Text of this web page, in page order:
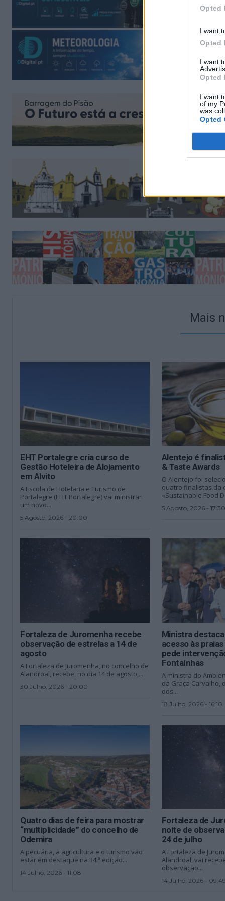
Opted
I want
Opted
I want
Opted
I want
of my
was
Opted
Mais
EHT Portalegre cria curso de
Gestão Hoteleira de Alojamento
em Alvito
A Escola de Hotelaria e Turismo de
Portalegre (EHT Portalegre) vai ministrar
um novo...
5 Agosto, 2026 - 20:00
Alentejo é
& Taste Awards
O Alentejo foi
quatro finalistas da
«Sustainable Food
5 Agosto, 2026 - 17:30
Fortaleza de Juromenha recebe
observação de estrelas a 14 de
agosto
A Fortaleza de Juromenha, no concelho de
Alandroal, recebe, no dia 14 de agosto,...
30 Julho, 2026 - 20:00
Ministra
acesso às
pede
Fontaínhas
A ministra do
da Graça Carvalho,
dos...
18 Julho, 2026 - 16:10
Quatro dias de feira para mostrar
“multiplicidade” do concelho de
Odemira
A pecuária, a agricultura e o turismo vão
estar em destaque na 34.ª edição...
14 Julho, 2026 - 11:08
Fortaleza de
noite de
24 de julho
A Fortaleza de
Alandroal, vai
observação...
14 Julho, 2026 - 09:49